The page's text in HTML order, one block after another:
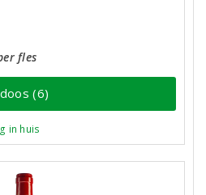
fles
doos (6)
in huis